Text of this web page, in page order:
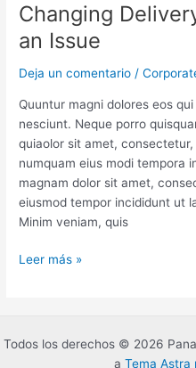
Changing
an Issue
Deja un comentario /
Quuntur magni dolores eos
nesciunt. Neque porro
quiaolor sit amet,
numquam eius modi tempora
magnam dolor sit amet,
eiusmod tempor incididunt ut
Minim veniam, quis
Changing
Delivery
Addresses
is
an
Issue
Leer más »
Todos los derechos © 2026
a Tema Astra